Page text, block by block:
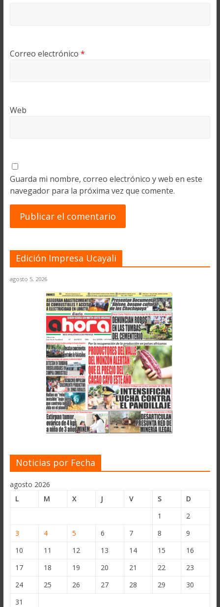
Correo electrónico *
Web
Guarda mi nombre, correo electrónico y web en este
navegador para la próxima vez que comente.
Edición Impresa Ucayali
agosto 5, 2026
Noticias por Fecha
agosto 2026
L
M X J V S
D
1
2
3
4 5 6 7 8
9
10
11 12 13 14 15
16
17
18 19 20 21 22
23
24
25 26 27 28 29
30
31